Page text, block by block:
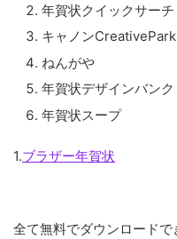
年賀状クイックサーチ
キャノンCreativePark
ねんがや
年賀状デザインバンク
年賀状スープ
1.ブラザー年賀状
全て無料でダウンロードで